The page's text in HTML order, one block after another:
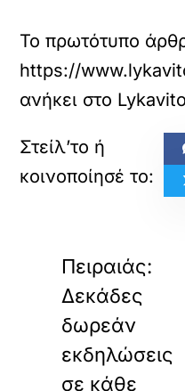
Το πρωτότυπο
https://
ανήκει στο
Πειραιάς:
Δεκάδες
δωρεάν
εκδηλώσεις
σε κάθε